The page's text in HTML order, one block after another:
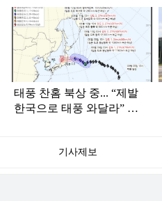
탑
라
인
태풍 찬홈 북상 중... “제발
한국으로 태풍 와달라” 말
기사제보